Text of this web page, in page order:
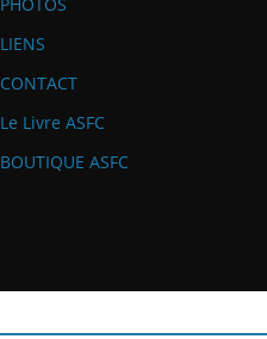
LIENS
CONTACT
Le Livre ASFC
BOUTIQUE ASFC